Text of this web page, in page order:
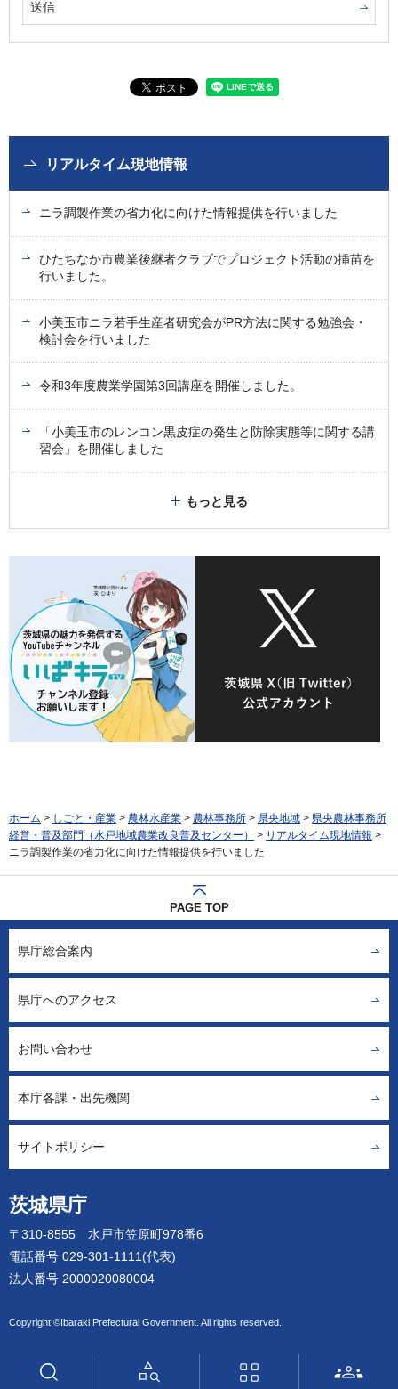
リアルタイム現地情報
ニラ調製作業の省力化に向けた情報提供を行いました
ひたちなか市農業後継者クラブでプロジェクト活動の挿苗を
行いました。
小美玉市ニラ若手生産者研究会がPR方法に関する勉強会・
検討会を行いました
令和3年度農業学園第3回講座を開催しました。
「小美玉市のレンコン黒皮症の発生と防除実態等に関する講
習会」を開催しました
もっと見る
ホーム > しごと・産業 > 農林水産業 > 農林事務所 > 県央地域 > 県央農林事務所
経営・普及部門（水戸地域農業改良普及センター）
> リアルタイム現地情報 >
ニラ調製作業の省力化に向けた情報提供を行いました
PAGE TOP
茨城県庁
〒310-8555 水戸市笠原町978番6
電話番号 029-301-1111(代表)
法人番号 2000020080004
Copyright ©Ibaraki Prefectural Government. All rights reserved.
県庁総合案内
県庁へのアクセス
お問い合わせ
本庁各課・出先機関
サイトポリシー